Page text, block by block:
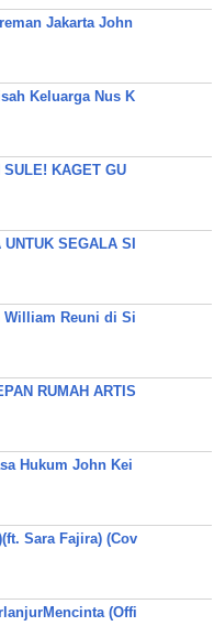
Jakarta John
Keluarga Nus K
KAGET GU
SEGALA SI
William Reuni di Si
RUMAH ARTIS
Hukum John Kei
Sara Fajira) (Cov
(Offi